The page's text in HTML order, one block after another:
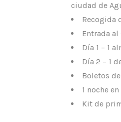
ciudad de
Recogida
Entrada al
Día 1 – 1
Día 2 – 1
Boletos
1 noche
Kit de